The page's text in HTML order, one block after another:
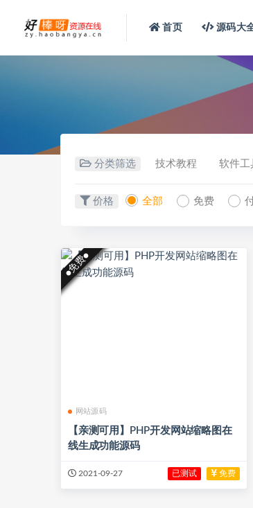
首页 源码大
分类筛选 技术教程 软件工
价格 全部 免费
●免费●
网站源码
【亲测可用】PHP开发网站缩略图在
线生成功能源码
2021-09-27 已测试 免费